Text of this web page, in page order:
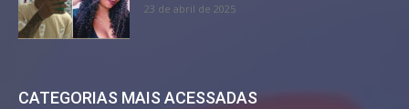
23 de abril de 2025
CATEGORIAS MAIS ACESSADAS